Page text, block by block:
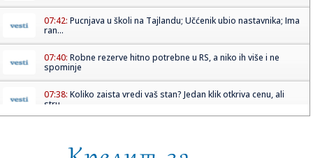
07:42: Pucnjava u školi na Tajlandu; Učćenik ubio nastavnika; Ima
ran...
07:40: Robne rezerve hitno potrebne u RS, a niko ih više i ne
spominje
07:38: Koliko zaista vredi vaš stan? Jedan klik otkriva cenu, ali
stru...